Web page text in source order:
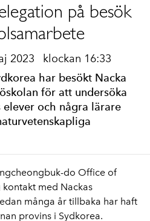
på besök
2023 klockan 16:33
har besökt Nacka
för att undersöka
och några lärare
do Office of
med Nackas
många år tillbaka har haft
provins i Sydkorea.